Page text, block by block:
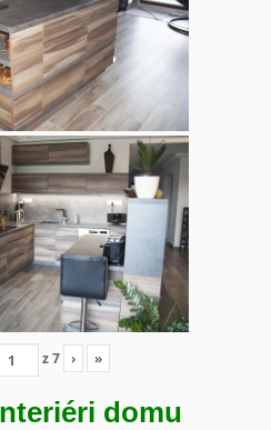
z7 › »
domu